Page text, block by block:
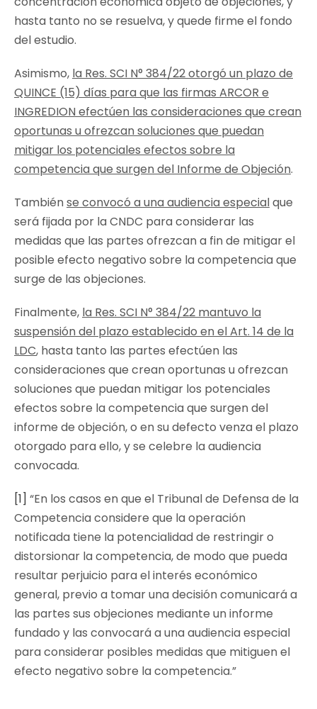
hasta tanto no se resuelva, y quede firme el fondo
del estudio.
Asimismo, la Res. SCI N° 384/22 otorgó un plazo de
QUINCE (15) días para que las firmas ARCOR e
INGREDION efectúen las consideraciones que crean
oportunas u ofrezcan soluciones que puedan
mitigar los potenciales efectos sobre la
competencia que surgen del Informe de Objeción.
Tambiénse convocó a una audiencia especialque
será fijada por la CNDC para considerar las
medidas que las partes ofrezcan a fin de mitigar el
posible efecto negativo sobre la competencia que
surge de las objeciones.
Finalmente, la Res. SCI N° 384/22 mantuvo la
suspensión del plazo establecido en el Art. 14 de la
LDC, hasta tanto las partes efectúen las
consideraciones que crean oportunas u ofrezcan
soluciones que puedan mitigar los potenciales
efectos sobre la competencia que surgen del
informe de objeción, o en su defecto venza el plazo
otorgado para ello, y se celebre la audiencia
convocada.
[1] “En los casos en que el Tribunal de Defensa de la
Competencia considere que la operación
notificada tiene la potencialidad de restringir o
distorsionar la competencia, de modo que pueda
resultar perjuicio para el interés económico
general, previo a tomar una decisión comunicará a
las partes sus objeciones mediante un informe
fundado y las convocará a una audiencia especial
para considerar posibles medidas que mitiguen el
efecto negativo sobre la competencia.”